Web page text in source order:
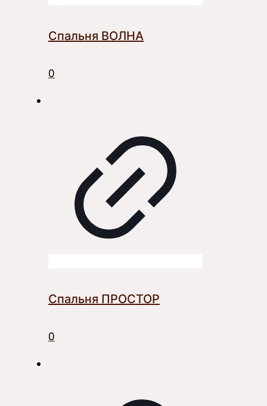
Спальня ВОЛНА
0
Спальня ПРОСТОР
0